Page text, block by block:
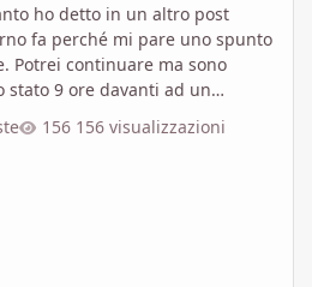
ho detto in un altro post
fa perché mi pare uno spunto
Potrei continuare ma sono
stato 9 ore davanti ad un
con python e, cosi, mi
Gemini in mio soccorso... In
156 visualizzazioni